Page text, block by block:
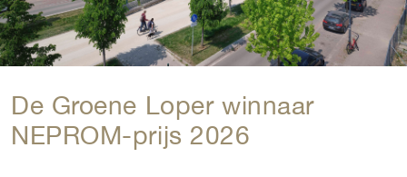
De Groene Loper winnaar
NEPROM-prijs 2026